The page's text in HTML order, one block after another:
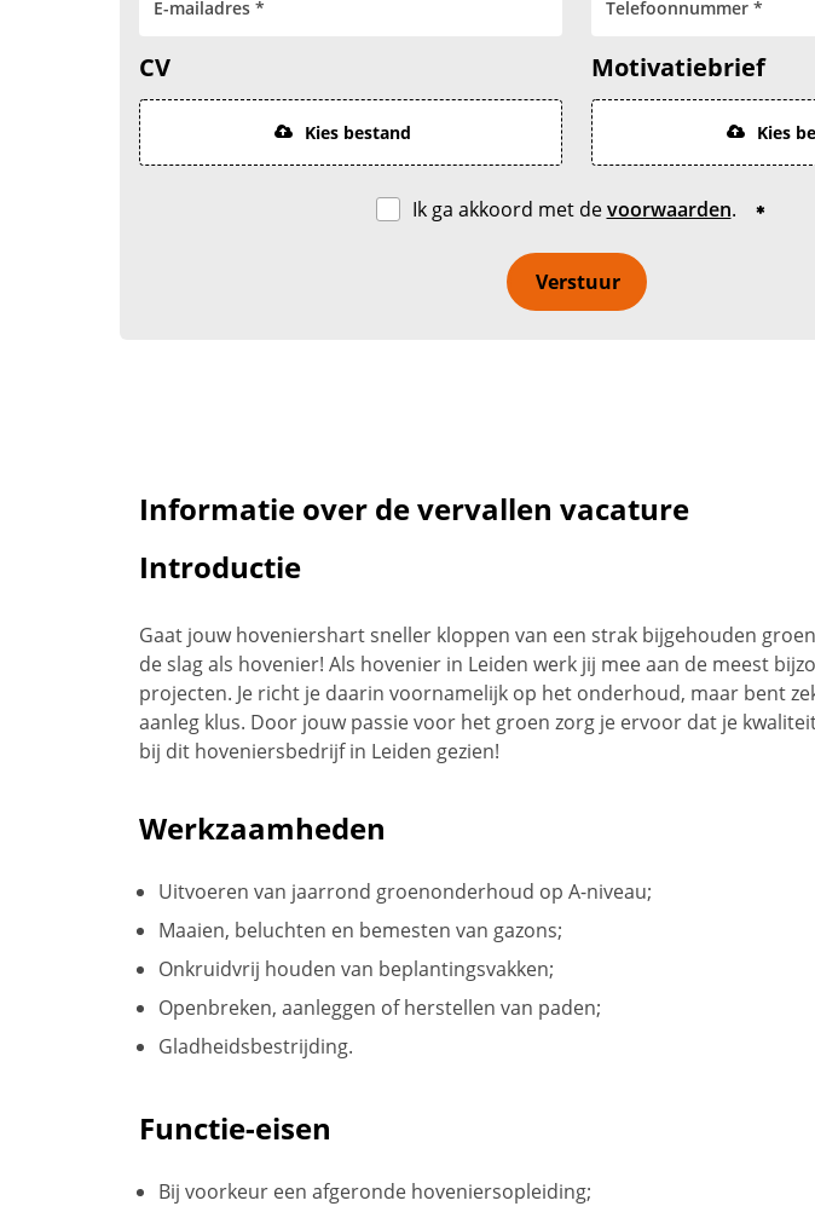
CV
Kies bestand
Motivatiebrief
Kies
Ik ga akkoord met devoorwaarden.
Verstuur
Informatie over de vervallen vacature
Introductie
Gaat jouw hoveniershart sneller kloppen van een strak bijgehouden
de slag als hovenier! Als hovenier in Leiden werk jij mee aan de meest
projecten. Je richt je daarin voornamelijk op het onderhoud, maar bent
aanleg klus. Door jouw passie voor het groen zorg je ervoor dat je
bij dit hoveniersbedrijf in Leiden gezien!
Werkzaamheden
Uitvoeren van jaarrond groenonderhoud op A-niveau;
Maaien, beluchten en bemesten van gazons;
Onkruidvrij houden van beplantingsvakken;
Openbreken, aanleggen of herstellen van paden;
Gladheidsbestrijding.
Functie-eisen
Bij voorkeur een afgeronde hoveniersopleiding;